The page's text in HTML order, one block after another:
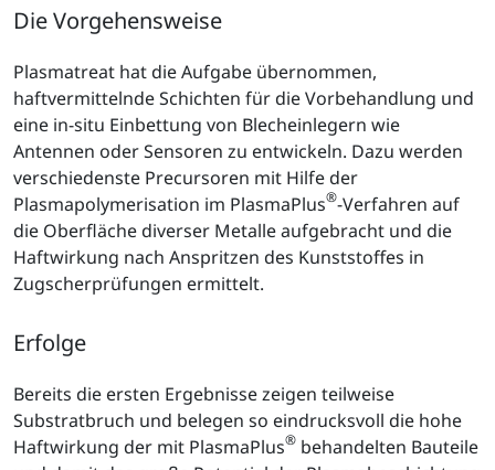
Die Vorgehensweise
Plasmatreat hat die Aufgabe übernommen,
haftvermittelnde Schichten für die Vorbehandlung und
eine in-situ Einbettung von Blecheinlegern wie
Antennen oder Sensoren zu entwickeln. Dazu werden
verschiedenste Precursoren mit Hilfe der
Plasmapolymerisation im PlasmaPlus®-Verfahren auf
die Oberfläche diverser Metalle aufgebracht und die
Haftwirkung nach Anspritzen des Kunststoffes in
Zugscherprüfungen ermittelt.
Erfolge
Bereits die ersten Ergebnisse zeigen teilweise
Substratbruch und belegen so eindrucksvoll die hohe
Haftwirkung der mit PlasmaPlus® behandelten Bauteile